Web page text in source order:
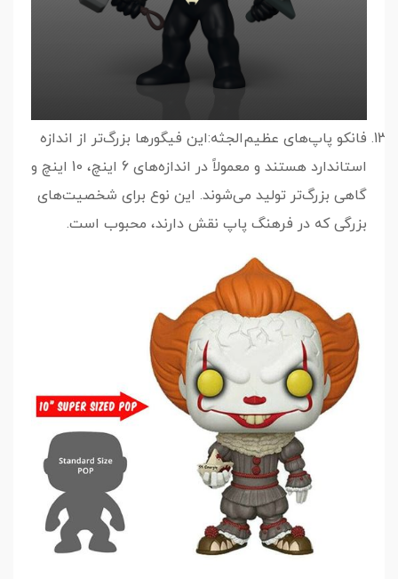
فانکو پاپ‌های عظیم‌الجثه:این فیگورها بزرگ‌تر از اندازه
استاندارد هستند و معمولاً در اندازه‌های 6 اینچ، 10 اینچ و
گاهی بزرگ‌تر تولید می‌شوند. این نوع برای شخصیت‌های
بزرگی که در فرهنگ پاپ نقش دارند، محبوب است.